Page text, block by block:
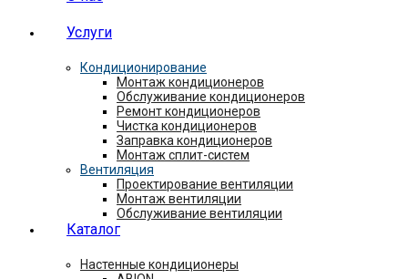
Услуги
Кондиционирование
Монтаж кондиционеров
Обслуживание кондиционеров
Ремонт кондиционеров
Чистка кондиционеров
Заправка кондиционеров
Монтаж сплит-систем
Вентиляция
Проектирование вентиляции
Монтаж вентиляции
Обслуживание вентиляции
Каталог
Настенные кондиционеры